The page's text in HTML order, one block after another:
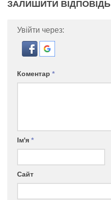
ЗАЛИШИТИ ВІДПОВІДЬ
Увійти через:
Коментар *
Ім'я *
Сайт